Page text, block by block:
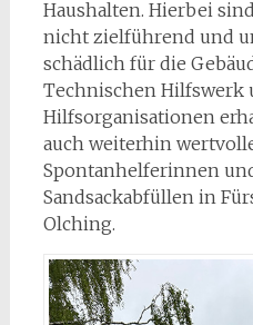
Haushalten. Hierbei
nicht zielführend und
schädlich für die
Technischen Hilfswerk
Hilfsorganisationen
auch weiterhin
Spontanhelferinnen
Sandsackabfüllen in
Olching.